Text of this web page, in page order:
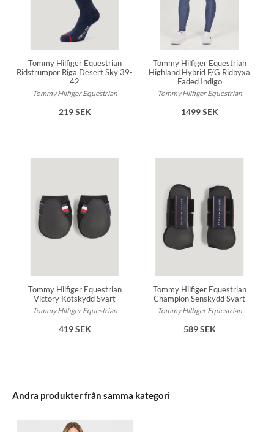
Tommy Hilfiger Equestrian
Ridstrumpor Riga Desert Sky 39-
42
Tommy Hilfiger Equestrian
219 SEK
Tommy Hilfiger Equestrian
Highland Hybrid F/G Ridbyxa
Faded Indigo
Tommy Hilfiger Equestrian
1499 SEK
Tommy Hilfiger Equestrian
Victory Kotskydd Svart
Tommy Hilfiger Equestrian
419 SEK
Tommy Hilfiger Equestrian
Champion Senskydd Svart
Tommy Hilfiger Equestrian
589 SEK
Andra produkter från samma kategori